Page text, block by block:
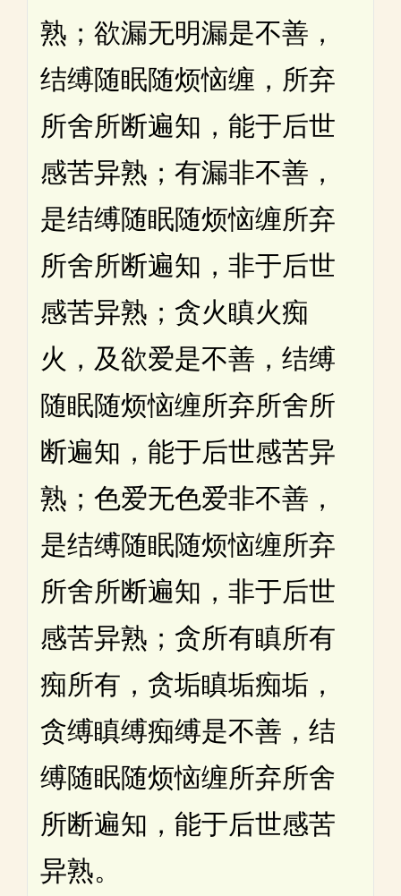
熟；欲漏无明漏是不善，
结缚随眠随烦恼缠，所弃
所舍所断遍知，能于后世
感苦异熟；有漏非不善，
是结缚随眠随烦恼缠所弃
所舍所断遍知，非于后世
感苦异熟；贪火瞋火痴
火，及欲爱是不善，结缚
随眠随烦恼缠所弃所舍所
断遍知，能于后世感苦异
熟；色爱无色爱非不善，
是结缚随眠随烦恼缠所弃
所舍所断遍知，非于后世
感苦异熟；贪所有瞋所有
痴所有，贪垢瞋垢痴垢，
贪缚瞋缚痴缚是不善，结
缚随眠随烦恼缠所弃所舍
所断遍知，能于后世感苦
异熟。